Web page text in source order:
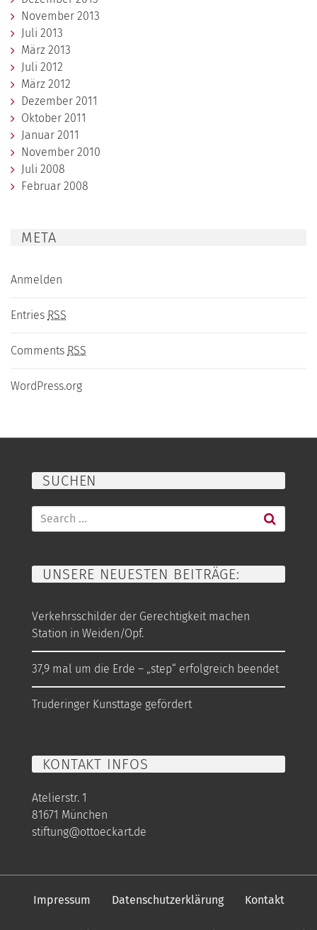
November 2013
Juli 2013
März 2013
Juli 2012
März 2012
Dezember 2011
Oktober 2011
Januar 2011
November 2010
Juli 2008
Februar 2008
META
Anmelden
Entries RSS
Comments RSS
WordPress.org
SUCHEN
Search
UNSERE NEUESTEN BEITRÄGE:
Verkehrsschilder der Gerechtigkeit machen
Station in Weiden/Opf.
37,9 mal um die Erde – „step“ erfolgreich beendet
Truderinger Kunsttage gefördert
KONTAKT INFOS
Atelierstr. 1
81671 München
stiftung@ottoeckart.de
Impressum Datenschutzerklärung Kontakt